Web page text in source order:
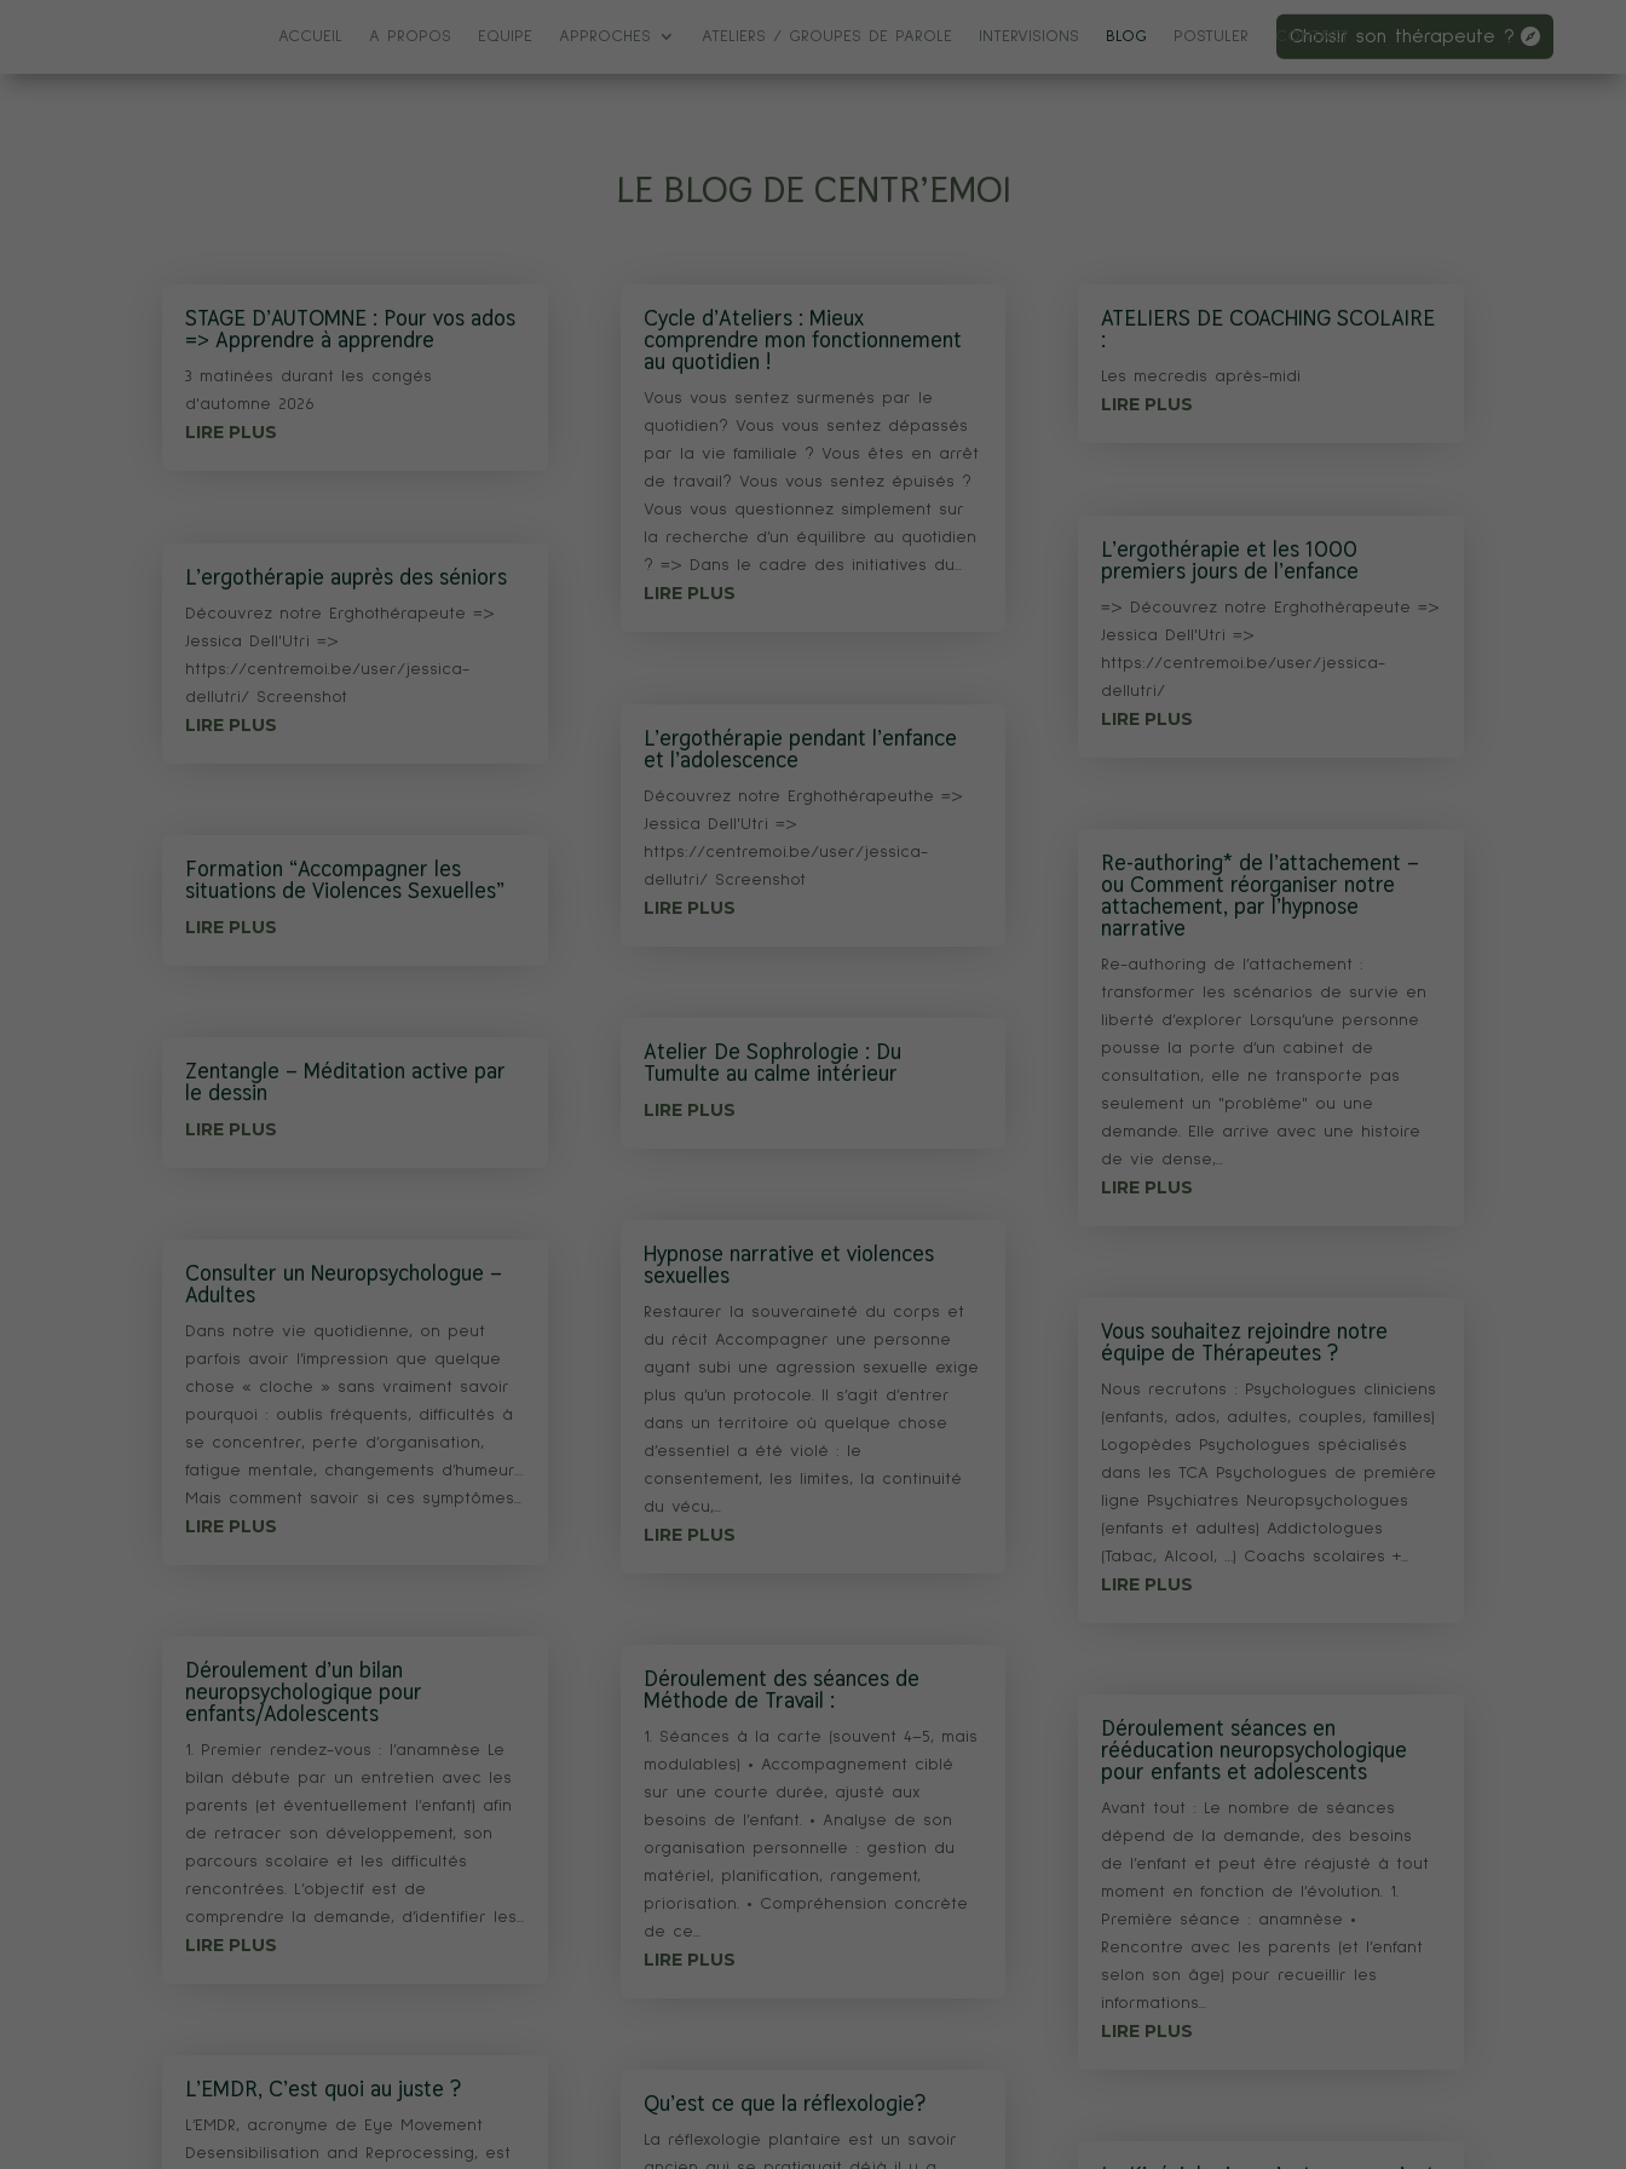
Choisir son thérapeute ?
ACCUEIL A PROPOS EQUIPE APPROCHES ATELIERS / GROUPES DE PAROLE INTERVISIONS BLOG POSTULER CONTACT
LE BLOG DE CENTR’EMOI
STAGE D’AUTOMNE : Pour vos ados
=> Apprendre à apprendre
3 matinées durant les congés
d'automne 2026
LIRE PLUS
L’ergothérapie auprès des séniors
Découvrez notre Erghothérapeute =>
Jessica Dell'Utri =>
https://centremoi.be/user/jessica-
dellutri/ Screenshot
LIRE PLUS
Formation “Accompagner les
situations de Violences Sexuelles”
LIRE PLUS
Zentangle – Méditation active par
le dessin
LIRE PLUS
Consulter un Neuropsychologue –
Adultes
Dans notre vie quotidienne, on peut
parfois avoir l’impression que quelque
chose « cloche » sans vraiment savoir
pourquoi : oublis fréquents, difficultés à
se concentrer, perte d’organisation,
fatigue mentale, changements d’humeur…
Mais comment savoir si ces symptômes...
LIRE PLUS
Déroulement d’un bilan
neuropsychologique pour
enfants/Adolescents
1. Premier rendez-vous : l’anamnèse Le
bilan débute par un entretien avec les
parents (et éventuellement l’enfant) afin
de retracer son développement, son
parcours scolaire et les difficultés
rencontrées. L’objectif est de
comprendre la demande, d’identifier les...
LIRE PLUS
L’EMDR, C’est quoi au juste ?
L’EMDR, acronyme de Eye Movement
Desensibilisation and Reprocessing, est
Cycle d’Ateliers : Mieux
comprendre mon fonctionnement
au quotidien !
Vous vous sentez surmenés par le
quotidien? Vous vous sentez dépassés
par la vie familiale ? Vous êtes en arrêt
de travail? Vous vous sentez épuisés ?
Vous vous questionnez simplement sur
la recherche d’un équilibre au quotidien
? => Dans le cadre des initiatives du...
LIRE PLUS
L’ergothérapie pendant l’enfance
et l’adolescence
Découvrez notre Erghothérapeuthe =>
Jessica Dell'Utri =>
https://centremoi.be/user/jessica-
dellutri/ Screenshot
LIRE PLUS
Atelier De Sophrologie : Du
Tumulte au calme intérieur
LIRE PLUS
Hypnose narrative et violences
sexuelles
Restaurer la souveraineté du corps et
du récit Accompagner une personne
ayant subi une agression sexuelle exige
plus qu’un protocole. Il s’agit d’entrer
dans un territoire où quelque chose
d’essentiel a été violé : le
consentement, les limites, la continuité
du vécu,...
LIRE PLUS
Déroulement des séances de
Méthode de Travail :
1. Séances à la carte (souvent 4–5, mais
modulables) • Accompagnement ciblé
sur une courte durée, ajusté aux
besoins de l’enfant. • Analyse de son
organisation personnelle : gestion du
matériel, planification, rangement,
priorisation. • Compréhension concrète
de ce...
LIRE PLUS
Qu’est ce que la réflexologie?
La réflexologie plantaire est un savoir
ATELIERS DE COACHING SCOLAIRE
:
Les mecredis après-midi
LIRE PLUS
L’ergothérapie et les 1000
premiers jours de l’enfance
=> Découvrez notre Erghothérapeute =>
Jessica Dell'Utri =>
https://centremoi.be/user/jessica-
dellutri/
LIRE PLUS
Re-authoring* de l’attachement –
ou Comment réorganiser notre
attachement, par l’hypnose
narrative
Re-authoring de l’attachement :
transformer les scénarios de survie en
liberté d’explorer Lorsqu’une personne
pousse la porte d’un cabinet de
consultation, elle ne transporte pas
seulement un "problème" ou une
demande. Elle arrive avec une histoire
de vie dense,...
LIRE PLUS
Vous souhaitez rejoindre notre
équipe de Thérapeutes ?
Nous recrutons : Psychologues cliniciens
(enfants, ados, adultes, couples, familles)
Logopèdes Psychologues spécialisés
dans les TCA Psychologues de première
ligne Psychiatres Neuropsychologues
(enfants et adultes) Addictologues
(Tabac, Alcool, …) Coachs scolaires +...
LIRE PLUS
Déroulement séances en
rééducation neuropsychologique
pour enfants et adolescents
Avant tout : Le nombre de séances
dépend de la demande, des besoins
de l’enfant et peut être réajusté à tout
moment en fonction de l’évolution. 1.
Première séance : anamnèse •
Rencontre avec les parents (et l’enfant
selon son âge) pour recueillir les
informations...
LIRE PLUS